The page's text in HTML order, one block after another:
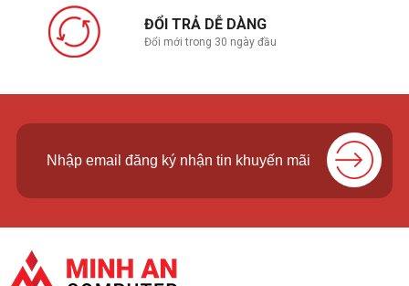
ĐỔI TRẢ DỄ DÀNG
Đổi mới trong 30 ngày đầu